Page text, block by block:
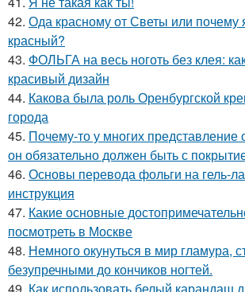
42. Ода красному от Светы или
красный?
43. ФОЛЬГА на весь ноготь без клея:
красивый дизайн
44. Какова была роль Оренбургской
города
45. Почему-то у многих представление
он обязательно должен быть с
46. Основы перевода фольги на гель-
инструкция
47. Какие основные
посмотреть в Москве
48. Немного окунуться в мир гламура,
безупречными до кончиков ногтей.